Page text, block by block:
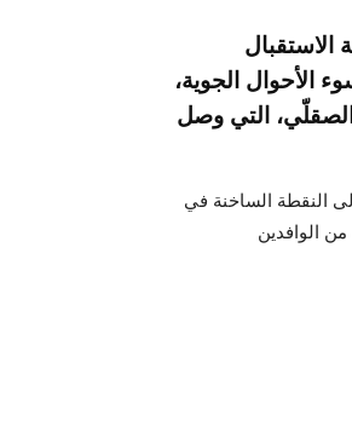
في نقطة الاستقبال
الأحوال الجوية،
التي وصل
النقطة الساخنة في